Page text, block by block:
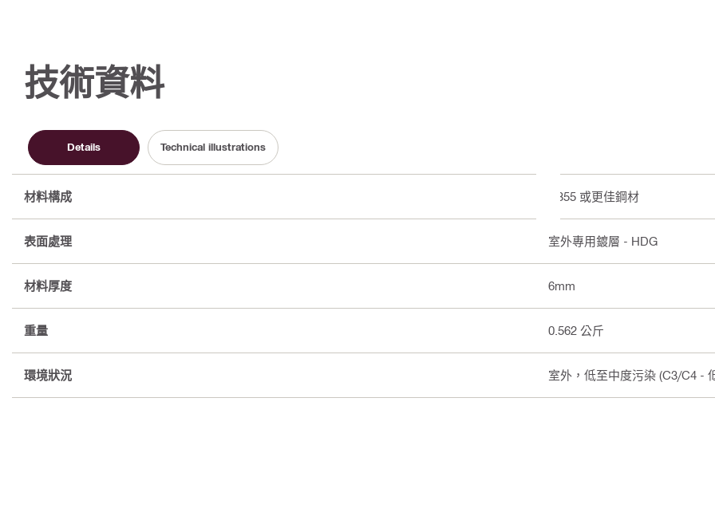
技術資料
Details Technical illustrations
材料構成 Q355 或更佳鋼材
表面處理 室外專用鍍層 - HDG
材料厚度 6mm
重量 0.562 公斤
環境狀況 室外，低至中度污染 (C3/C4 -